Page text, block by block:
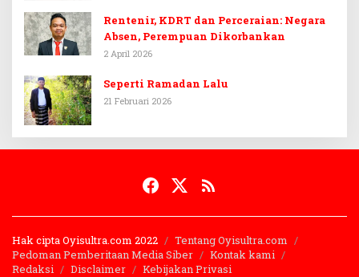
Rentenir, KDRT dan Perceraian: Negara
Absen, Perempuan Dikorbankan
2 April 2026
Seperti Ramadan Lalu
21 Februari 2026
Hak cipta Oyisultra.com 2022
Tentang Oyisultra.com
Pedoman Pemberitaan Media Siber
Kontak kami
Redaksi
Disclaimer Kebijakan Privasi